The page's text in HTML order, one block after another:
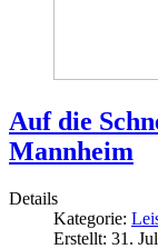
Auf die
Mannheim
Details
Kategorie:
Erstellt: 31.